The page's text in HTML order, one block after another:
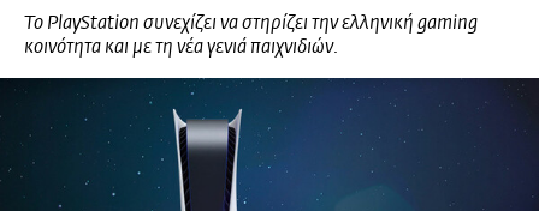
Το PlayStation συνεχίζει να στηρίζει την ελληνική gaming
κοινότητα και με τη νέα γενιά παιχνιδιών.